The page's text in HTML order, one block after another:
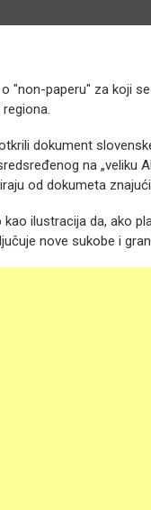
"non-paperu" za koji
dokument
na „veliku
od dokumeta
ilustracija da, ako
nove sukobe i